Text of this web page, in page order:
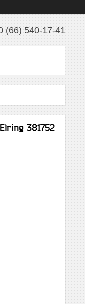
(66) 540-17-41
381752